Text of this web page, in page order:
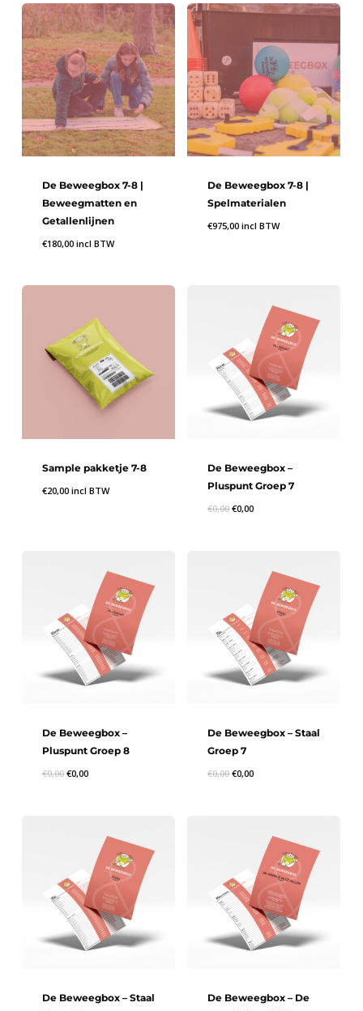
De Beweegbox 7-8 |
Beweegmatten en
Getallenlijnen
€180,00 incl BTW
De Beweegbox 7-8 |
Spelmaterialen
€975,00 incl BTW
Sample pakketje 7-8
€20,00 incl BTW
De Beweegbox –
Pluspunt Groep 7
€0,00 €0,00
De Beweegbox –
Pluspunt Groep 8
€0,00 €0,00
De Beweegbox – Staal
Groep 7
€0,00 €0,00
De Beweegbox – Staal
De Beweegbox – De